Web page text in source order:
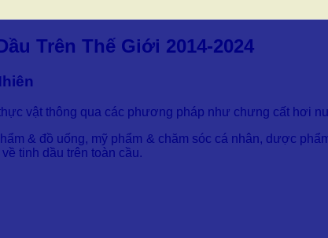
Trên Thế Giới 2014-2024
vật thông qua các phương pháp như chưng cất hơi
& đồ uống, mỹ phẩm & chăm sóc cá nhân, dược
tinh dầu trên toàn cầu.